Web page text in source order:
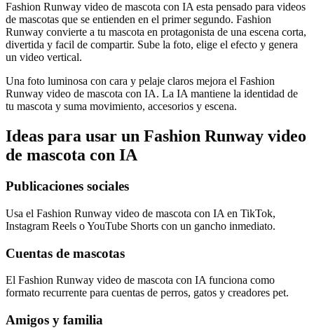
Fashion Runway video de mascota con IA esta pensado para videos
de mascotas que se entienden en el primer segundo. Fashion
Runway convierte a tu mascota en protagonista de una escena corta,
divertida y facil de compartir. Sube la foto, elige el efecto y genera
un video vertical.
Una foto luminosa con cara y pelaje claros mejora el Fashion
Runway video de mascota con IA. La IA mantiene la identidad de
tu mascota y suma movimiento, accesorios y escena.
Ideas para usar un Fashion Runway video
de mascota con IA
Publicaciones sociales
Usa el Fashion Runway video de mascota con IA en TikTok,
Instagram Reels o YouTube Shorts con un gancho inmediato.
Cuentas de mascotas
El Fashion Runway video de mascota con IA funciona como
formato recurrente para cuentas de perros, gatos y creadores pet.
Amigos y familia